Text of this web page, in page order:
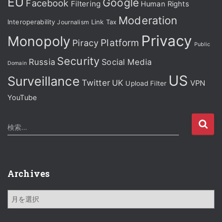
Facebook Filtering Google Human Rights
Interoperability Journalism Link Tax Moderation
Monopoly Piracy Platform Privacy Public
Domain Russia Security Social Media
Surveillance Twitter UK Upload Filter US VPN
YouTube
検
索
検索…
Archives